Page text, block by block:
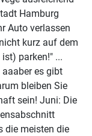
Hamburg
Auto verlassen
kurz auf dem
parken!" ...
es gibt
bleiben Sie
sein! Juni: Die
die meisten die